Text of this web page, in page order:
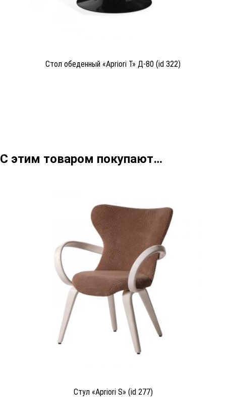
Стол обеденный «Apriori T» Д-80 (id 322)
С этим товаром покупают…
Стул «Apriori S» (id 277)